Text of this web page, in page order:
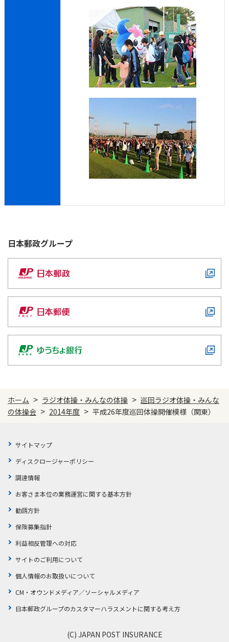
日本郵政グループ
ホーム > ラジオ体操・みんなの体操 > 巡回ラジオ体操・みんな
の体操会 > 2014年度 > 平成26年度巡回体操開催模様（関東）
サイトマップ
ディスクロージャーポリシー
調達情報
お客さま本位の業務運営に関する基本方針
勧誘方針
保険募集指針
利益相反管理への対応
サイトのご利用について
個人情報のお取扱いについて
CM・オウンドメディア／ソーシャルメディア
日本郵政グループのカスタマーハラスメントに関する考え方
(C) JAPAN POST INSURANCE